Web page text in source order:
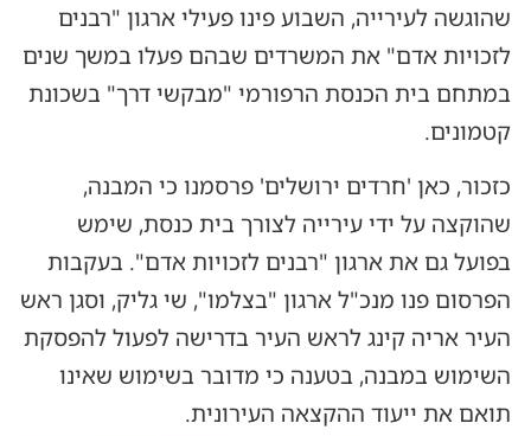
שהוגשה לעירייה, השבוע פינו פעילי ארגון "רבנים
לזכויות אדם" את המשרדים שבהם פעלו במשך שנים
במתחם בית הכנסת הרפורמי "מבקשי דרך" בשכונת
קטמונים.
כזכור, כאן 'חרדים ירושלים' פרסמנו כי המבנה,
שהוקצה על ידי עירייה לצורך בית כנסת, שימש
בפועל גם את ארגון "רבנים לזכויות אדם". בעקבות
הפרסום פנו מנכ"ל ארגון "בצלמו", שי גליק, וסגן ראש
העיר אריה קינג לראש העיר בדרישה לפעול להפסקת
השימוש במבנה, בטענה כי מדובר בשימוש שאינו
תואם את ייעוד ההקצאה העירונית.